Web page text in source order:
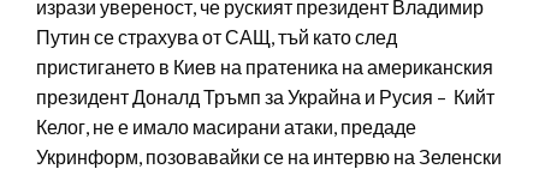
изрази увереност, че руският президент Владимир
Путин се страхува от САЩ, тъй като след
пристигането в Киев на пратеника на американския
президент Доналд Тръмп за Украйна и Русия – Кийт
Келог, не е имало масирани атаки, предаде
Укринформ, позовавайки се на интервю на Зеленски